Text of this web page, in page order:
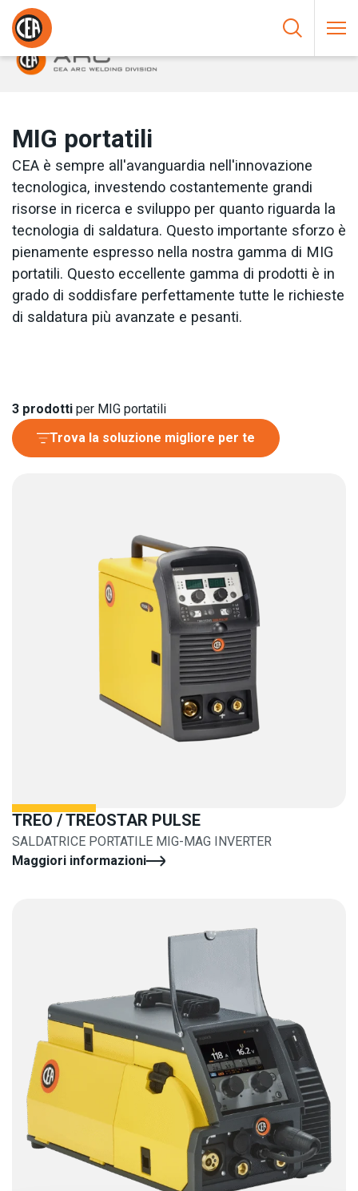
Vai al contenuto
HOME/
MIG portatili
CEA è sempre all'avanguardia nell'innovazione
tecnologica, investendo costantemente grandi
risorse in ricerca e sviluppo per quanto riguarda la
tecnologia di saldatura. Questo importante sforzo è
pienamente espresso nella nostra gamma di MIG
portatili. Questo eccellente gamma di prodotti è in
grado di soddisfare perfettamente tutte le richieste
di saldatura più avanzate e pesanti.
3 prodotti per MIG portatili
Trova la soluzione migliore per te
TREO / TREOSTAR PULSE
SALDATRICE PORTATILE MIG-MAG INVERTER
Maggiori informazioni